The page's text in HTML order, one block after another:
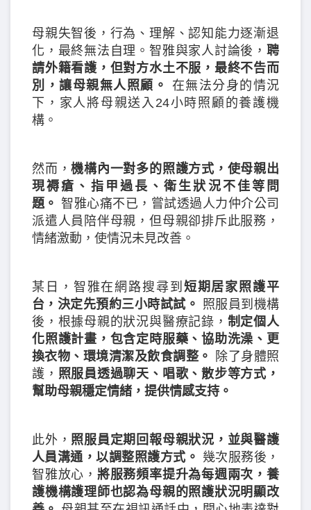
母親失智後，行為、理解、認知能力逐漸退
化，最終無法自理。智雅與家人討論後， 聘
請外籍看護，但對方水土不服，最終不告而
別，讓母親無人照顧。
在無法分身的情況
下，家人將母親送入24小時照顧的養護機
構。
然而，機構內一對多的照護方式，使母親出
現褥瘡、指甲過長、衛生狀況不佳等問
題。 智雅心痛不已，嘗試透過人力仲介公司
派遣人員陪伴母親，但母親卻排斥此服務，
情緒激動，使情況未見改善。
某日，智雅在網路搜尋到 短期居家照護平
台，決定先預約三小時試試。 照服員到機構
後，根據母親的狀況與醫療記錄， 制定個人
化照護計畫，包含定時服藥、協助洗澡、更
換衣物、環境清潔及飲食調整。
除了身體照
護， 照服員透過聊天、唱歌、散步等方式，
幫助母親穩定情緒，提供情感支持。
此外， 照服員定期回報母親狀況，並與醫護
人員溝通，以調整照護方式。 幾次服務後，
智雅放心， 將服務頻率提升為每週兩次，養
護機構護理師也認為母親的照護狀況明顯改